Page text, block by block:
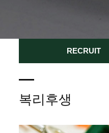
RECRUIT
복리후생